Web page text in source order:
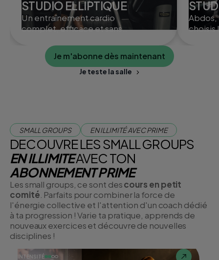
STUDIO ELLIPTIQUE
Un entraînement cardio
complet, efficace et sans
des calories et renforcer le
corps en douceur.
Abdos,
choisis
Je m'abonne dès maintenant
Je teste la salle
SMALL GROUPS EN ILLIMITÉ AVEC PRIME
DECOUVRE LES SMALL GROUPS
EN ILLIMITEAVEC TON
ABONNEMENT PRIME
Les small groups, ce sont descours en petit
comité . Parfaits pour combiner la force de
l'énergie collective et l'attention d'un coach dédié
à ta progression ! Varie ta pratique, apprends de
nouveaux exercices et découvre de nouvelles
disciplines !
INTENSITÉ